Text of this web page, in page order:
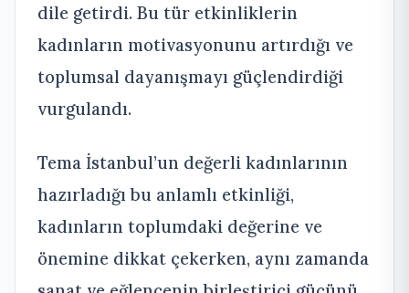
dile getirdi. Bu tür etkinliklerin
kadınların motivasyonunu artırdığı ve
toplumsal dayanışmayı güçlendirdiği
vurgulandı.
Tema İstanbul’un değerli kadınlarının
hazırladığı bu anlamlı etkinliği,
kadınların toplumdaki değerine ve
önemine dikkat çekerken, aynı zamanda